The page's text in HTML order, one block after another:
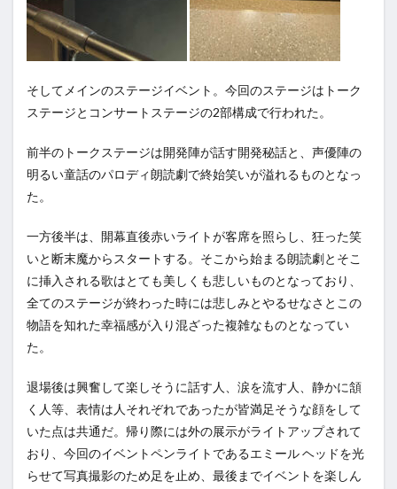
そしてメインのステージイベント。今回のステージはトーク
ステージとコンサートステージの2部構成で行われた。
前半のトークステージは開発陣が話す開発秘話と、声優陣の
明るい童話のパロディ朗読劇で終始笑いが溢れるものとなっ
た。
一方後半は、開幕直後赤いライトが客席を照らし、狂った笑
いと断末魔からスタートする。そこから始まる朗読劇とそこ
に挿入される歌はとても美しくも悲しいものとなっており、
全てのステージが終わった時には悲しみとやるせなさとこの
物語を知れた幸福感が入り混ざった複雑なものとなってい
た。
退場後は興奮して楽しそうに話す人、涙を流す人、静かに頷
く人等、表情は人それぞれであったが皆満足そうな顔をして
いた点は共通だ。帰り際には外の展示がライトアップされて
おり、今回のイベントペンライトであるエミール ヘッドを光
らせて写真撮影のため足を止め、最後までイベントを楽しん